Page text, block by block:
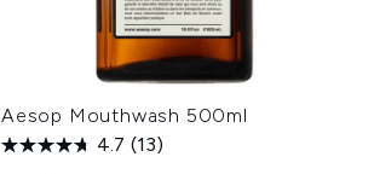
Aesop Mouthwash 500ml
4.7 (13)